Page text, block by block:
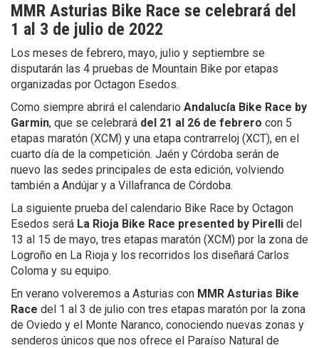
MMR Asturias Bike Race se celebrará del
1 al 3 de julio de 2022
Los meses de febrero, mayo, julio y septiembre se
disputarán las 4 pruebas de Mountain Bike por etapas
organizadas por Octagon Esedos.
Como siempre abrirá el calendario Andalucía Bike Race by
Garmin, que se celebrará del 21 al 26 de febrero con 5
etapas maratón (XCM) y una etapa contrarreloj (XCT), en el
cuarto día de la competición. Jaén y Córdoba serán de
nuevo las sedes principales de esta edición, volviendo
también a Andújar y a Villafranca de Córdoba.
La siguiente prueba del calendario Bike Race by Octagon
Esedos será La Rioja Bike Race presented by Pirelli del
13 al 15 de mayo, tres etapas maratón (XCM) por la zona de
Logroño en La Rioja y los recorridos los diseñará Carlos
Coloma y su equipo.
En verano volveremos a Asturias con MMR Asturias Bike
Race del 1 al 3 de julio con tres etapas maratón por la zona
de Oviedo y el Monte Naranco, conociendo nuevas zonas y
senderos únicos que nos ofrece el Paraíso Natural de